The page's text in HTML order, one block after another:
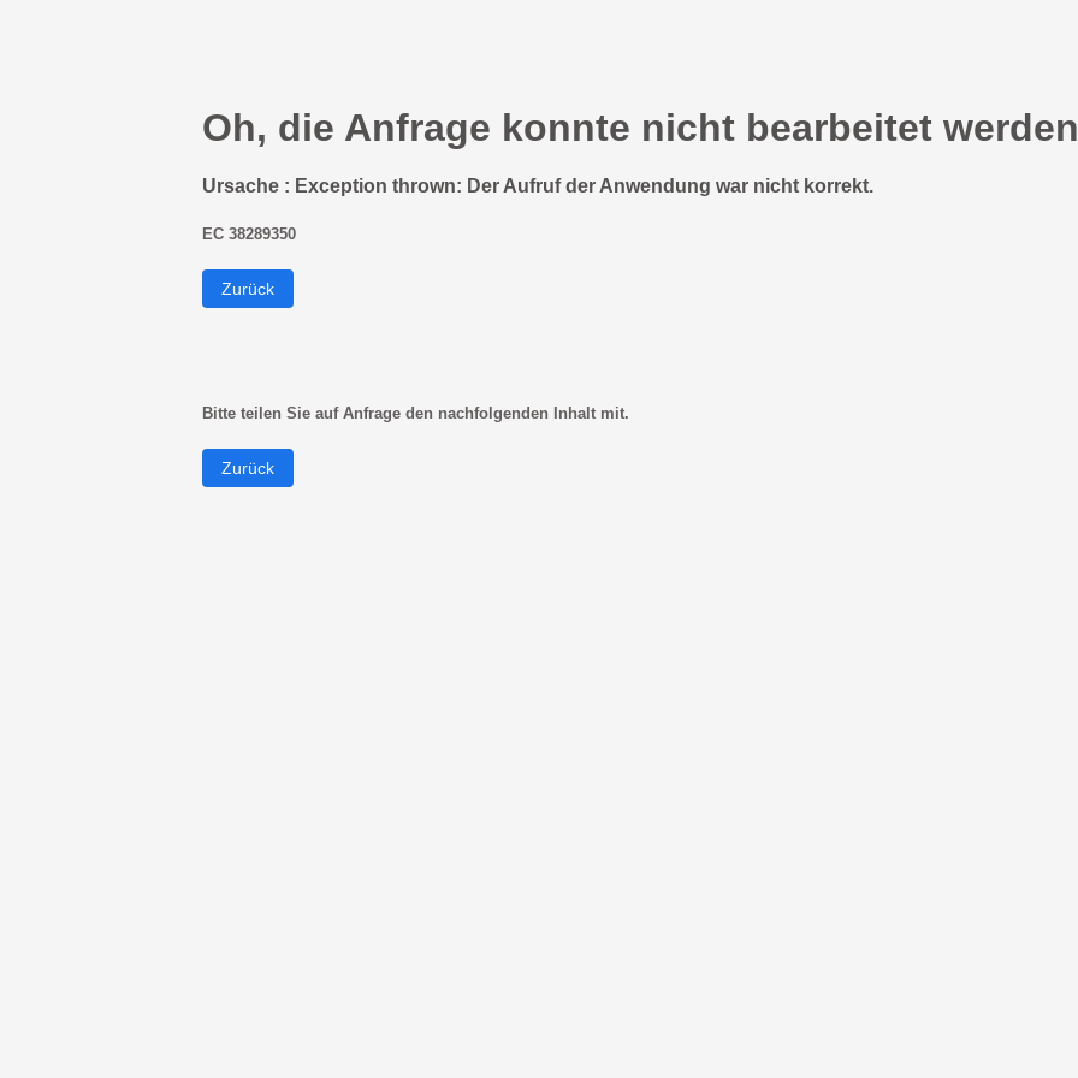
Oh, die Anfrage konnte nicht bearbeitet
Ursache : Exception thrown: Der Aufruf der Anwendung war nicht korrekt.
EC 38289350
Zurück
Bitte teilen Sie auf Anfrage den nachfolgenden Inhalt mit.
Zurück